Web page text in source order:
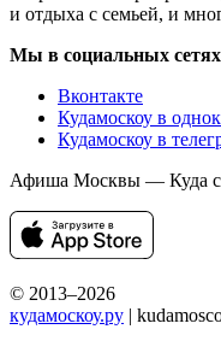
и отдыха с семьей, и
Мы в социальных сетях
Вконтакте
Кудамоскоу в
Кудамоскоу в
Афиша Москвы — Куда
© 2013–2026
кудамоскоу.ру |